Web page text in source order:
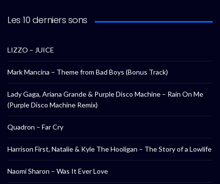
Les 10 derniers sons
LIZZO – JUICE
Mark Mancina – Theme from Bad Boys (Bonus Track)
Lady Gaga, Ariana Grande & Purple Disco Machine – Rain On Me
(Purple Disco Machine Remix)
Quadron – Far Cry
Harrison First, Natalie & Kyle The Hooligan – The Story of a Lowlife
Naomi Sharon – Was It Ever Love